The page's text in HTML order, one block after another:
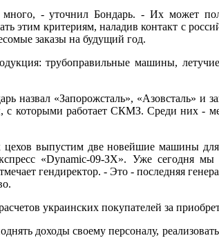
- уточнил Бондарь. - Их может
этим критериям, наладив контакт с
заказы на будущий год.
трубоправильные машины,
назвал «Запорожсталь», «Азовсталь»
с которыми работает СКМЗ. Среди них -
выпустим две новейшие машины
«Dynamic-09-ЗХ». Уже сегодня
гендиректор. - Это - последняя
украинских покупателей за
доходы своему персоналу,